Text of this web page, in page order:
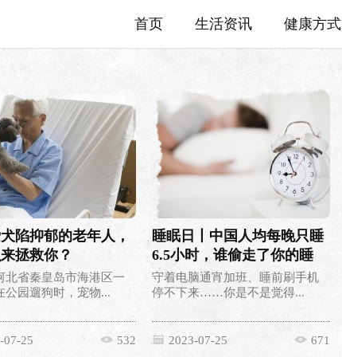
首页 生活资讯 健康方式
陷抑郁的老年人，
拯救你？
北省秦皇岛市海港区一
公园遛狗时，宠物...
07-25 532
睡眠日丨中国人均每晚只睡
6.5小时，谁偷走了你的睡
眠？
守着电脑通宵加班、睡前刷手机
停不下来……你是不是觉得...
2023-07-25 671